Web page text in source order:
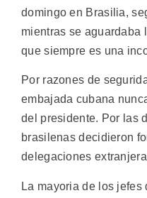
domingo en Brasilia,
mientras se aguardaba
que siempre es una
Por razones de
embajada cubana
del presidente. Por las
brasilenas decidieron
delegaciones
La mayoria de los